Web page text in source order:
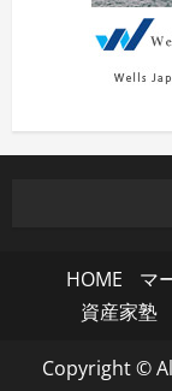
HOME マ
資産家塾
Copyright ©